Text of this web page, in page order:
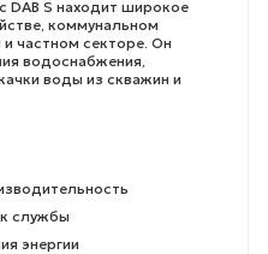
DAB S находит широкое
коммунальном
частном секторе. Он
водоснабжения,
воды из скважин и
службы
энергии